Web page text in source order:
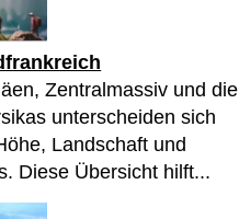
Zentralmassiv und die
unterscheiden sich
Landschaft und
Diese Übersicht hilft...